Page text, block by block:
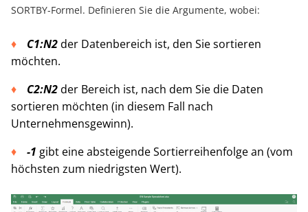
SORTBY-Formel. Definieren Sie die Argumente, wobei:
C1:N2der Datenbereich ist, den Sie sortieren
möchten.
C2:N2der Bereich ist, nach dem Sie die Daten
sortieren möchten (in diesem Fall nach
Unternehmensgewinn).
-1 gibt eine absteigende Sortierreihenfolge an (vom
höchsten zum niedrigsten Wert).